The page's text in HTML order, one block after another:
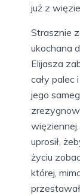
już z
Strasznie
ukochana
Elijasza
cały palec
jego
uprosił,
życiu
której,